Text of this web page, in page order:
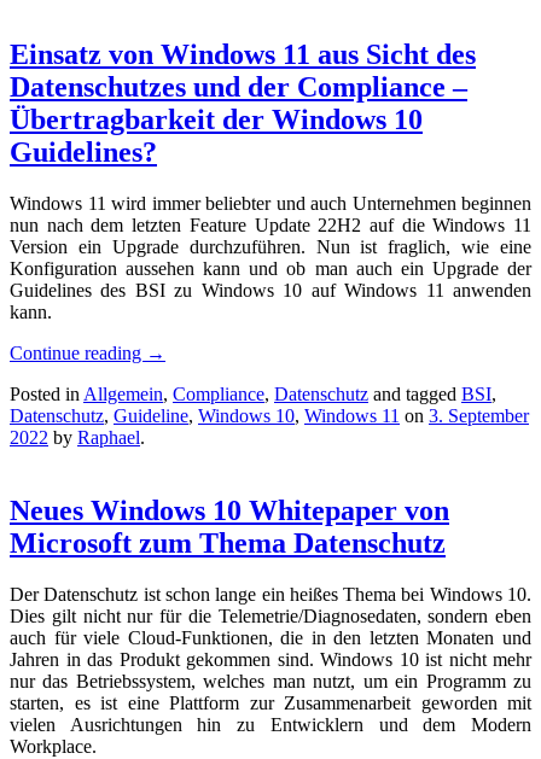
Einsatz von Windows 11 aus Sicht des
Datenschutzes und der Compliance –
Übertragbarkeit der Windows 10
Guidelines?
Windows 11 wird immer beliebter und auch Unternehmen beginnen
nun nach dem letzten Feature Update 22H2 auf die Windows 11
Version ein Upgrade durchzuführen. Nun ist fraglich, wie eine
Konfiguration aussehen kann und ob man auch ein Upgrade der
Guidelines des BSI zu Windows 10 auf Windows 11 anwenden
kann.
Continue reading →
Posted in Allgemein, Compliance, Datenschutz and tagged BSI,
Datenschutz, Guideline, Windows 10, Windows 11 on 3. September
2022 by Raphael.
Neues Windows 10 Whitepaper von
Microsoft zum Thema Datenschutz
Der Datenschutz ist schon lange ein heißes Thema bei Windows 10.
Dies gilt nicht nur für die Telemetrie/Diagnosedaten, sondern eben
auch für viele Cloud-Funktionen, die in den letzten Monaten und
Jahren in das Produkt gekommen sind. Windows 10 ist nicht mehr
nur das Betriebssystem, welches man nutzt, um ein Programm zu
starten, es ist eine Plattform zur Zusammenarbeit geworden mit
vielen Ausrichtungen hin zu Entwicklern und dem Modern
Workplace.